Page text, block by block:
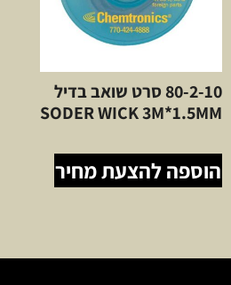
80-2-10 סרט שואב בדיל
SODER WICK 3M*1.5MM
הוספה להצעת מחיר